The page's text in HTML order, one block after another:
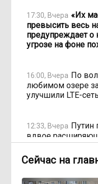
17:30, Вчера «Их
превысить весь
предупреждает о
угрозе на фоне
16:00, Вчера По
любимом озере
улучшили LTE-сеть
12:33, Вчера Путин
вдвое
выдворения
12:32, Вчера
Сейчас на